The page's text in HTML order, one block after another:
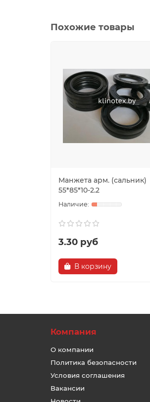
Похожие товары
Манжета арм. (сальник)
55*85*10-2.2
3.30 руб
В корзину
Компания
О компании
Политика безопасности
Условия соглашения
Вакансии